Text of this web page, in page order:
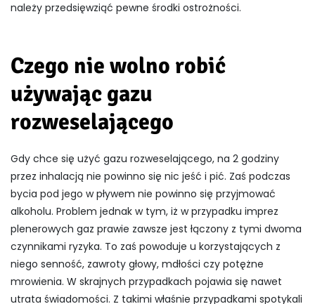
należy przedsięwziąć pewne środki ostrożności.
Czego nie wolno robić
używając gazu
rozweselającego
Gdy chce się użyć gazu rozweselającego, na 2 godziny
przez inhalacją nie powinno się nic jeść i pić. Zaś podczas
bycia pod jego w pływem nie powinno się przyjmować
alkoholu. Problem jednak w tym, iż w przypadku imprez
plenerowych gaz prawie zawsze jest łączony z tymi dwoma
czynnikami ryzyka. To zaś powoduje u korzystających z
niego senność, zawroty głowy, mdłości czy potężne
mrowienia. W skrajnych przypadkach pojawia się nawet
utrata świadomości. Z takimi właśnie przypadkami spotykali